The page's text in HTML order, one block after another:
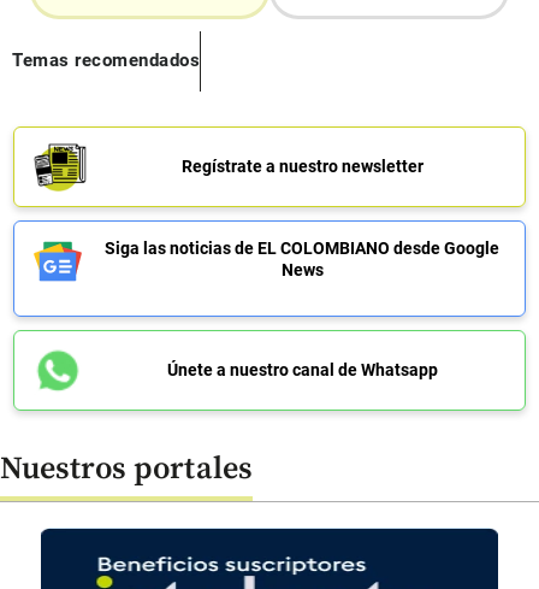
Temas recomendados
Regístrate a nuestro newsletter
Siga las noticias de EL COLOMBIANO desde Google
News
Únete a nuestro canal de Whatsapp
Nuestros portales